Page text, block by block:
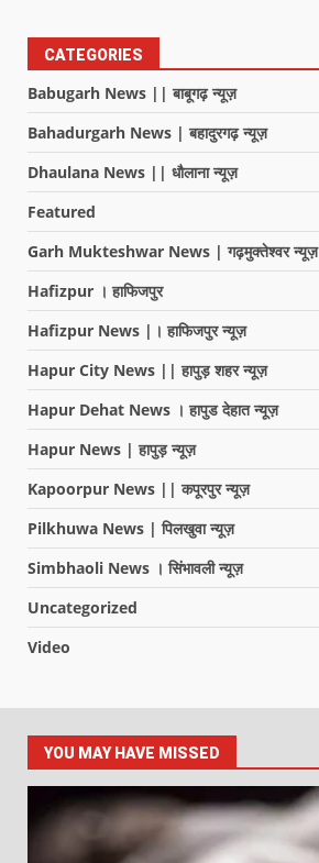
CATEGORIES
Babugarh News || बाबूगढ़ न्यूज़
Bahadurgarh News | बहादुरगढ़ न्यूज़
Dhaulana News || धौलाना न्यूज़
Featured
Garh Mukteshwar News | गढ़मुक्तेश्वर न्यूज़
Hafizpur । हाफिजपुर
Hafizpur News |। हाफिजपुर न्यूज़
Hapur City News || हापुड़ शहर न्यूज़
Hapur Dehat News । हापुड देहात न्यूज़
Hapur News | हापुड़ न्यूज़
Kapoorpur News || कपूरपुर न्यूज़
Pilkhuwa News | पिलखुवा न्यूज़
Simbhaoli News । सिंभावली न्यूज़
Uncategorized
Video
YOU MAY HAVE MISSED